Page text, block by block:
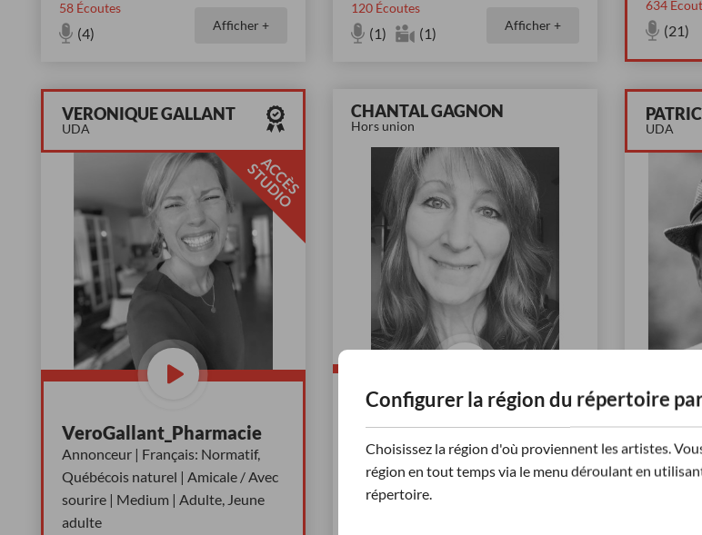
Configurer la région du répertoire
Choisissez la région d'où proviennent les artistes.
région en tout temps via le menu déroulant en
répertoire.
58 Écoutes
(4) Afficher +
120Écoutes
(1) (1) Afficher +
634
(21)
VERONIQUE GALLANT
UDA
A
C
C
È
S
S
T
U
D
I
O
VeroGallant_Pharmacie
Annonceur | Français: Normatif,
Québécois naturel | Amicale / Avec
sourire | Medium | Adulte, Jeune
adulte
CHANTAL GAGNON
Hors union
Total Casting - Chantal
Gagnon - Démo Publicité
Annonceur | Français: Québécois
naturel | Douce / Rassurante |
UDA
BDC